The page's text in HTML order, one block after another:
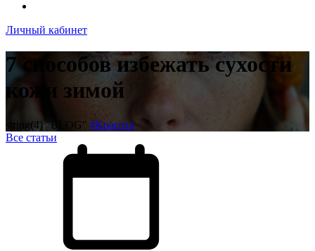
Личный кабинет
7 способов избежать сухости
кожи зимой
string(4) "BLOG" #Красота
Все статьи